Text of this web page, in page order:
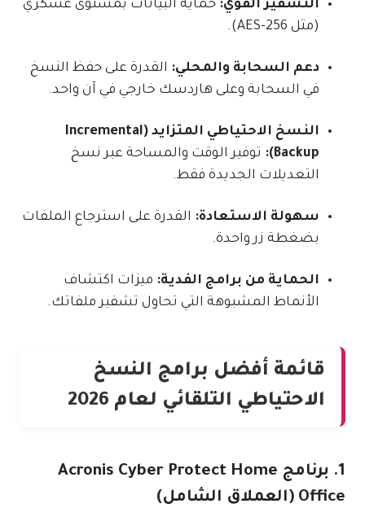
التشفير القوي: حماية البيانات بمستوى عسكري
(مثل AES-256).
دعم السحابة والمحلي: القدرة على حفظ النسخ
في السحابة وعلى هاردسك خارجي في آن واحد.
النسخ الاحتياطي المتزايد (Incremental
Backup):
توفير الوقت والمساحة عبر نسخ
التعديلات الجديدة فقط.
سهولة الاستعادة: القدرة على استرجاع الملفات
بضغطة زر واحدة.
الحماية من برامج الفدية: ميزات اكتشاف
الأنماط المشبوهة التي تحاول تشفير ملفاتك.
قائمة أفضل برامج النسخ
الاحتياطي التلقائي لعام 2026
1. برنامج Acronis Cyber Protect Home
Office (العملاق الشامل)